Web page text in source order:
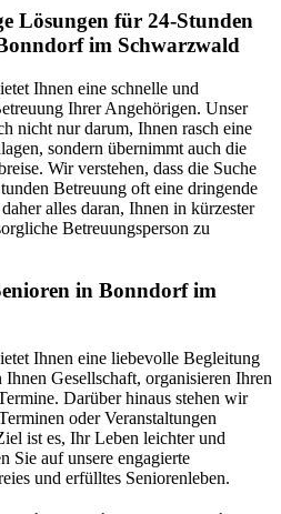
Lösungen für 24-Stunden
im Schwarzwald
Ihnen eine schnelle und
Ihrer Angehörigen. Unser
nicht nur darum, Ihnen rasch eine
sondern übernimmt auch die
Wir verstehen, dass die Suche
Betreuung oft eine dringende
alles daran, Ihnen in kürzester
Betreuungsperson zu
in Bonndorf im
Ihnen eine liebevolle Begleitung
Gesellschaft, organisieren Ihren
Darüber hinaus stehen wir
oder Veranstaltungen
ist es, Ihr Leben leichter und
Sie auf unsere engagierte
und erfülltes Seniorenleben.